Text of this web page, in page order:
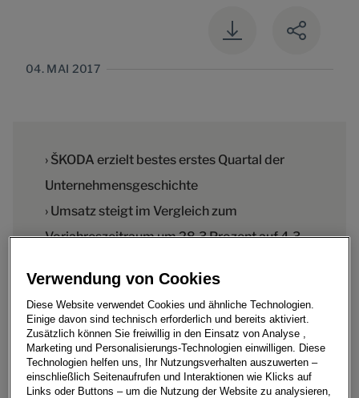
04. MAI 2017
› ŠKODA erzielt bestes erstes Quartal der
Unternehmensgeschichte
› Umsatz steigt im Vergleich zum
Vorjahreszeitraum um 28,3 Prozent auf 4,3
› Operatives Ergebnis legt um 31,7 Prozent
auf 415 Millionen Euro zu
Verwendung von Cookies
Diese Website verwendet Cookies und ähnliche Technologien.
Einige davon sind technisch erforderlich und bereits aktiviert.
Zusätzlich können Sie freiwillig in den Einsatz von Analyse ,
Marketing und Personalisierungs-Technologien einwilligen. Diese
Technologien helfen uns, Ihr Nutzungsverhalten auszuwerten –
einschließlich Seitenaufrufen und Interaktionen wie Klicks auf
Links oder Buttons – um die Nutzung der Website zu analysieren,